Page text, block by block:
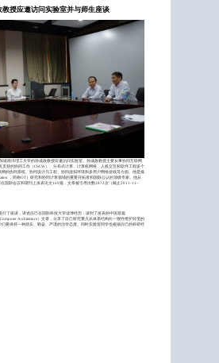
授应邀访问实验室并与师生座谈
坡南洋理工大学的孙成政教授应邀访问实验室。孙成政教授主要从事协同互联网
支持的协同工作（CSCW）、分布式计算、计算机网络、人机交互和软件工程多个
的协同系统、协同设计与工程、协同虚拟环境和多用户网络游戏等方面。他是操
，简称OT）研究和协同计算领域的重要开拓者和国际公认的顶级专家。他从
国际会议和期刊上发表论文169篇，文章被引用次数2872次（截止2011-11-
行了座谈，讲述自己在国防科技大学读博经历，谈到了发表的中国首篇
Architecture）文章，分享了自己研究重点从体系结构向一致性维护转变的
要保持一种踏实、勤奋、严谨的治学态度。同时实验室同学也根据自己的科研经